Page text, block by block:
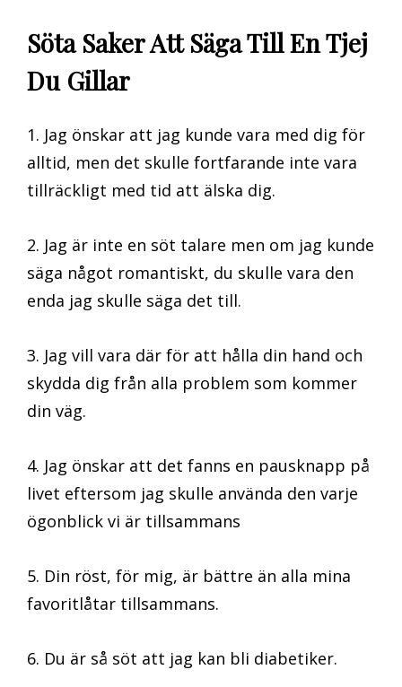
Söta Saker Att Säga Till En Tjej
Du Gillar
1. Jag önskar att jag kunde vara med dig för
alltid, men det skulle fortfarande inte vara
tillräckligt med tid att älska dig.
2. Jag är inte en söt talare men om jag kunde
säga något romantiskt, du skulle vara den
enda jag skulle säga det till.
3. Jag vill vara där för att hålla din hand och
skydda dig från alla problem som kommer
din väg.
4. Jag önskar att det fanns en pausknapp på
livet eftersom jag skulle använda den varje
ögonblick vi är tillsammans
5. Din röst, för mig, är bättre än alla mina
favoritlåtar tillsammans.
6. Du är så söt att jag kan bli diabetiker.